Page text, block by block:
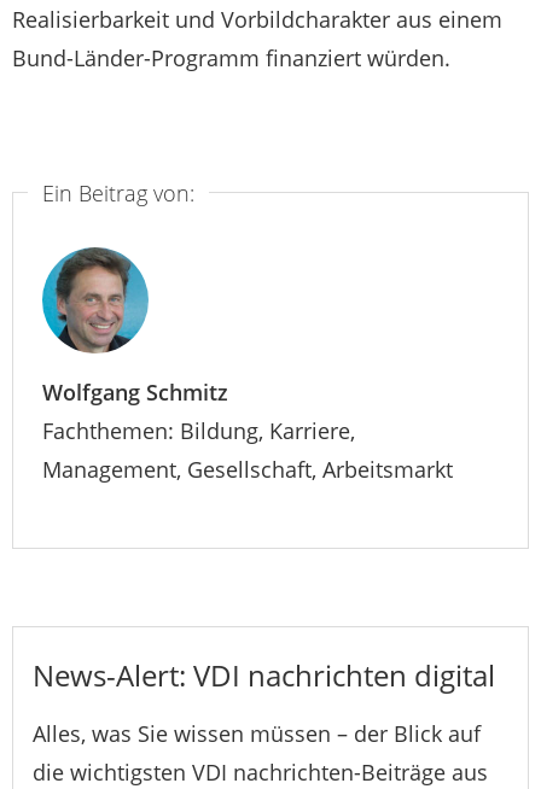
Realisierbarkeit und Vorbildcharakter aus einem
Bund-Länder-Programm finanziert würden.
Ein Beitrag von:
Wolfgang Schmitz
Fachthemen: Bildung, Karriere,
Management, Gesellschaft, Arbeitsmarkt
News-Alert: VDI nachrichten digital
Alles, was Sie wissen müssen – der Blick auf
die wichtigsten VDI nachrichten-Beiträge aus